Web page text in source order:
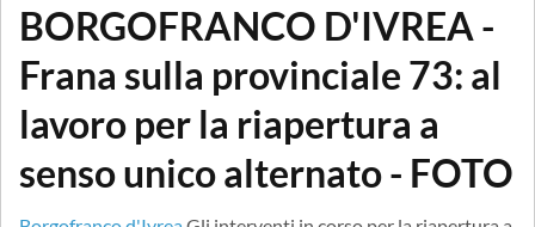
BORGOFRANCO D'IVREA -
Frana sulla provinciale 73: al
lavoro per la riapertura a
senso unico alternato - FOTO